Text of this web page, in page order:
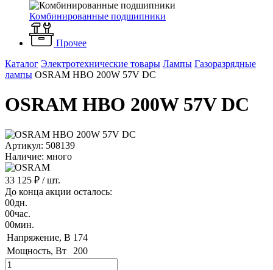
Комбинированные подшипники
Прочее
Каталог Электротехнические товары Лампы Газоразрядные
лампы OSRAM HBO 200W 57V DC
OSRAM HBO 200W 57V DC
Артикул: 508139
Наличие: много
33 125 ₽ / шт.
До конца акции осталось:
00дн.
00час.
00мин.
Напряжение, B 174
Мощность, Вт
200